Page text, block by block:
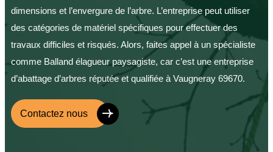
dimensions et l’envergure de l’arbre. L’entreprise peut utiliser
des catégories de matériel spécifiques pour effectuer des
travaux difficiles et risqués. Alors, faites appel à un spécialiste
comme Balland élagueur paysagiste, car c’est une entreprise
d’abattage d’arbres réputée et qualifiée à Vaugneray 69670.
Contactez nous